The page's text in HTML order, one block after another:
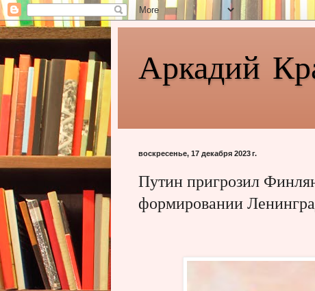
Аркадий
воскресенье, 17 декабря 2023 г.
Путин пригрозил
формировании